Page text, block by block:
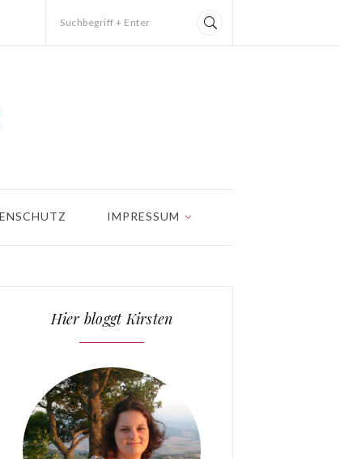
Suchbegriff + Enter
IMPRESSUM
Hier bloggt Kirsten